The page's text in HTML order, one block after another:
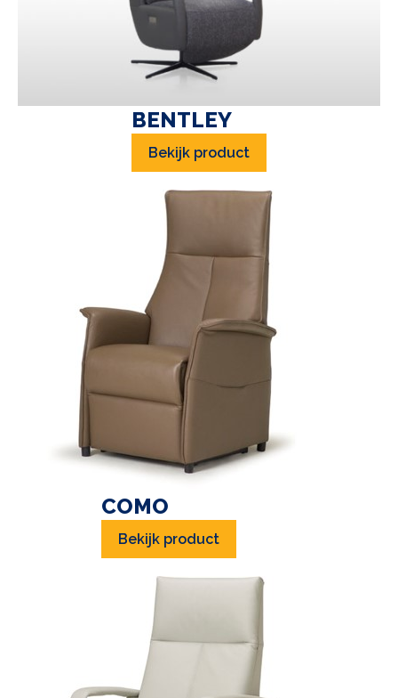
BENTLEY
Bekijk product
COMO
Bekijk product